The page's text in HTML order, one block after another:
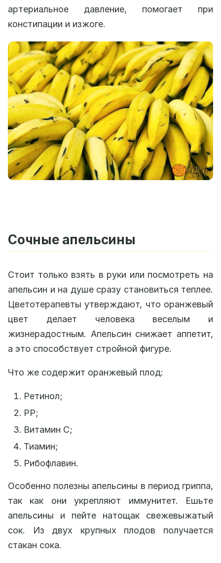
артериальное давление, помогает при
констипации и изжоге.
Сочные апельсины
Стоит только взять в руки или посмотреть на
апельсин и на душе сразу становиться теплее.
Цветотерапевты утверждают, что оранжевый
цвет делает человека веселым и
жизнерадостным. Апельсин снижает аппетит,
а это способствует стройной фигуре.
Что же содержит оранжевый плод:
Ретинол;
PP;
Витамин C;
Тиамин;
Рибофлавин.
Особенно полезны апельсины в период гриппа,
так как они укрепляют иммунитет. Ешьте
апельсины и пейте натощак свежевыжатый
сок. Из двух крупных плодов получается
стакан сока.